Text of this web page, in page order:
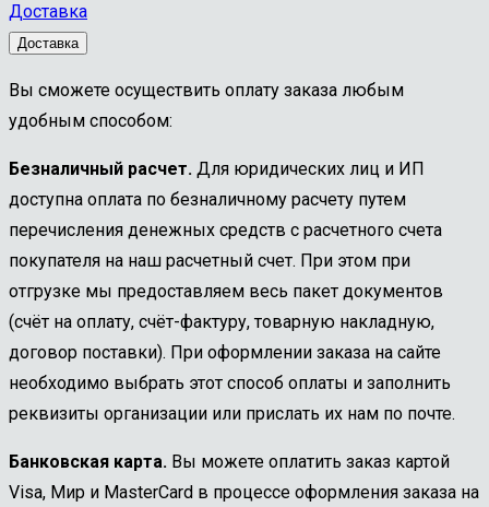
Доставка
Доставка
Вы сможете осуществить оплату заказа любым
удобным способом:
Безналичный расчет. Для юридических лиц и ИП
доступна оплата по безналичному расчету путем
перечисления денежных средств с расчетного счета
покупателя на наш расчетный счет. При этом при
отгрузке мы предоставляем весь пакет документов
(счёт на оплату, счёт-фактуру, товарную накладную,
договор поставки). При оформлении заказа на сайте
необходимо выбрать этот способ оплаты и заполнить
реквизиты организации или прислать их нам по почте.
Банковская карта. Вы можете оплатить заказ картой
Visa, Мир и MasterCard в процессе оформления заказа на